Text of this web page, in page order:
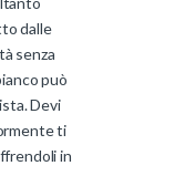
dalle
senza
può
Devi
ti
in